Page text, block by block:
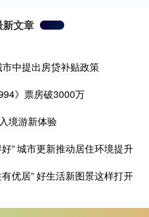
新文章
中提出房贷补贴政策
》票房破3000万
境游新体验
” 城市更新推动居住环境提升
优居” 好生活新图景这样打开